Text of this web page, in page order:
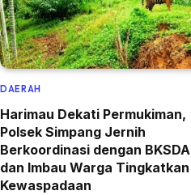
DAERAH
Harimau Dekati Permukiman,
Polsek Simpang Jernih
Berkoordinasi dengan BKSDA
dan Imbau Warga Tingkatkan
Kewaspadaan